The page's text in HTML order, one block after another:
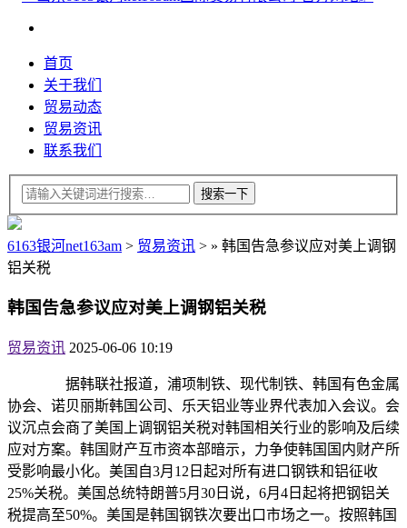
首页
关于我们
贸易动态
贸易资讯
联系我们
6163银河net163am > 贸易资讯 > » 韩国告急参议应对美上调钢
铝关税
韩国告急参议应对美上调钢铝关税
贸易资讯 2025-06-06 10:19
据韩联社报道，浦项制铁、现代制铁、韩国有色金属
协会、诺贝丽斯韩国公司、乐天铝业等业界代表加入会议。会
议沉点会商了美国上调钢铝关税对韩国相关行业的影响及后续
应对方案。韩国财产互市资本部暗示，力争使韩国国内财产所
受影响最小化。美国自3月12日起对所有进口钢铁和铝征收
25%关税。美国总统特朗普5月30日说，6月4日起将把钢铝关
税提高至50%。美国是韩国钢铁次要出口市场之一。按照韩国